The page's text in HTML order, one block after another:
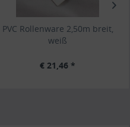
PVC Rollenware 2,50m breit,
weiß
€ 21,46 *